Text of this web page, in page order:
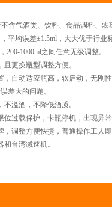
气酒类、饮料、食品调料、农
均误差±1.5ml，大大优于行业标
1000ml之间任意无级调整。
更换瓶型调整方便。
自动适应瓶高，软启动，无刚
大的问题。
溢酒，不降低酒质。
过载保护，卡瓶停机，出现异常
整方便快捷，普通操作工人即
台湾减速机。